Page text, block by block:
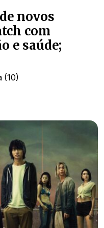
novos
com
e saúde;
(10)